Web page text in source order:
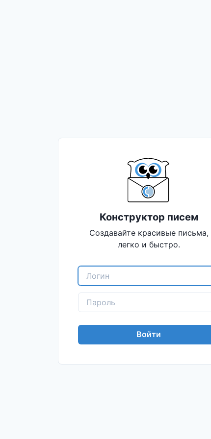
Конструктор писем
Создавайте красивые письма,
легко и быстро.
Войти